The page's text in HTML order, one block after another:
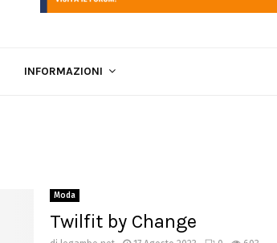
INFORMAZIONI
Moda
Twilfit by Change